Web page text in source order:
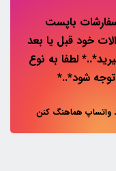
باپست
خود قبل یا بعد
لطفا به نوع
شود*..*
واتساپ هماهنگ کنن